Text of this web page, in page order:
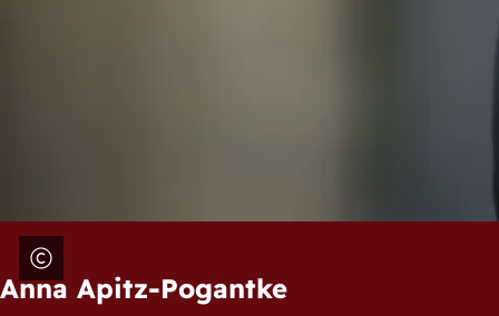
Anna Apitz-Pogantke